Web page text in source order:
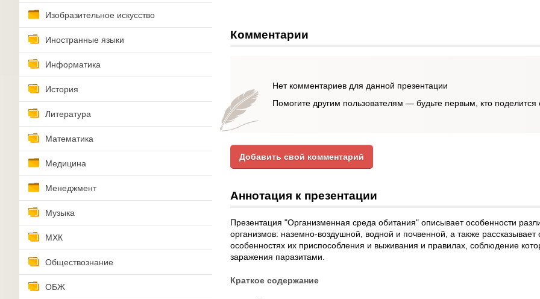
Изобразительное искусство
Иностранные языки
Информатика
История
Литература
Математика
Медицина
Менеджмент
Музыка
МХК
Обществознание
ОБЖ
Комментарии
Нет комментариев для данной презентации
Помогите другим пользователям — будьте первым, кто
Добавить свой комментарий
Аннотация к презентации
Презентация "Организменная среда обитания" описывает особенности
организмов: наземно-воздушной, водной и почвенной, а также рассказывает
особенностях их приспособления и выживания и правилах, соблюдение
заражения паразитами.
Краткое содержание